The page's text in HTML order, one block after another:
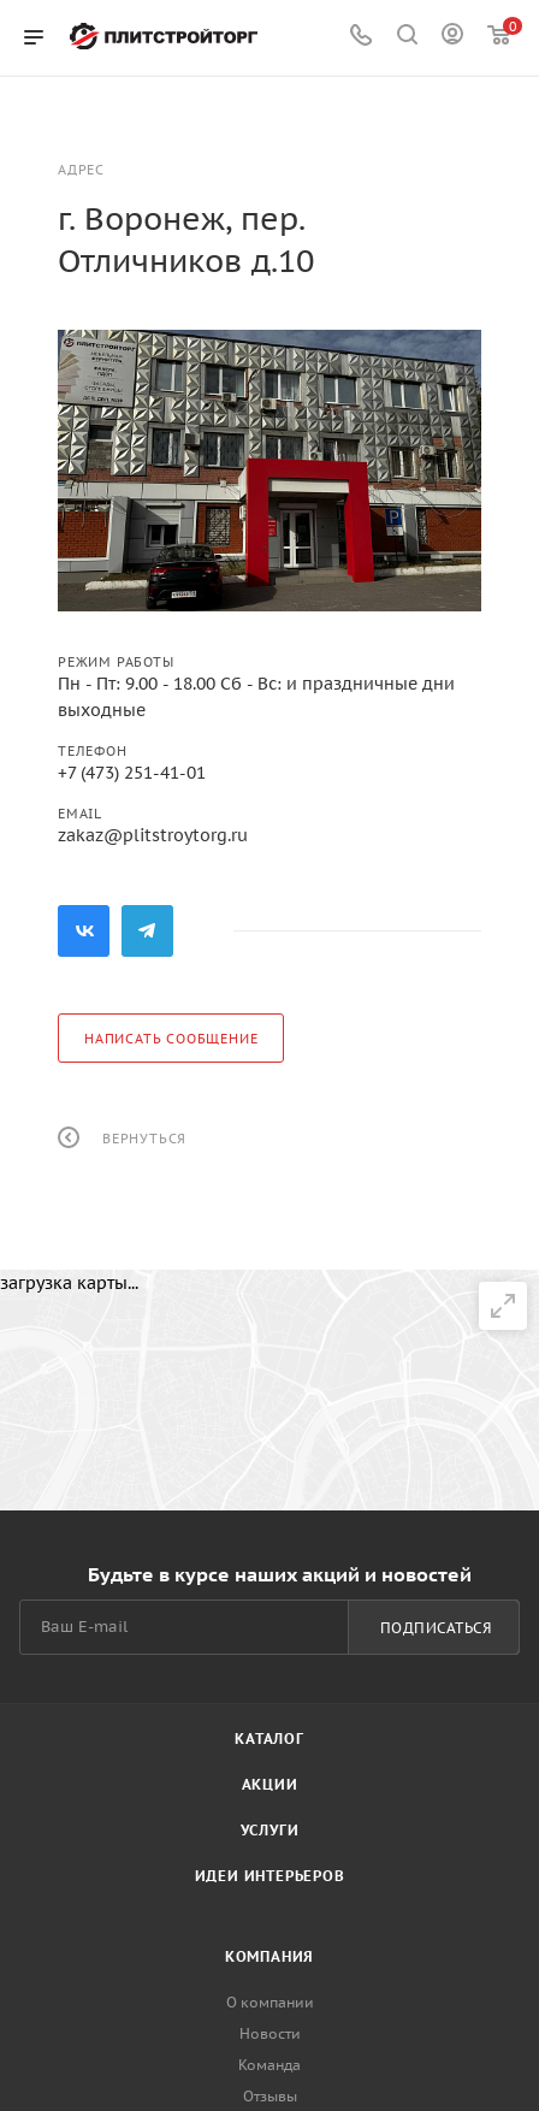
0
АДРЕС
г. Воронеж, пер.
Отличников д.10
РЕЖИМ РАБОТЫ
Пн - Пт: 9.00 - 18.00 Сб - Вс: и праздничные дни
выходные
ТЕЛЕФОН
+7 (473) 251-41-01
EMAIL
zakaz@plitstroytorg.ru
НАПИСАТЬ СООБЩЕНИЕ
ВЕРНУТЬСЯ
загрузка карты...
Будьте в курсе наших акций и новостей
ПОДПИСАТЬСЯ
КАТАЛОГ
АКЦИИ
УСЛУГИ
ИДЕИ ИНТЕРЬЕРОВ
КОМПАНИЯ
О компании
Новости
Команда
Отзывы